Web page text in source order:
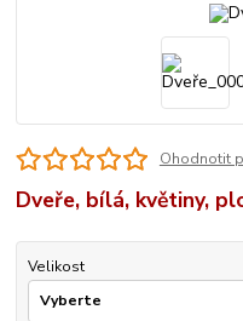
Ohodnotit
Dveře, bílá, květiny,
Velikost